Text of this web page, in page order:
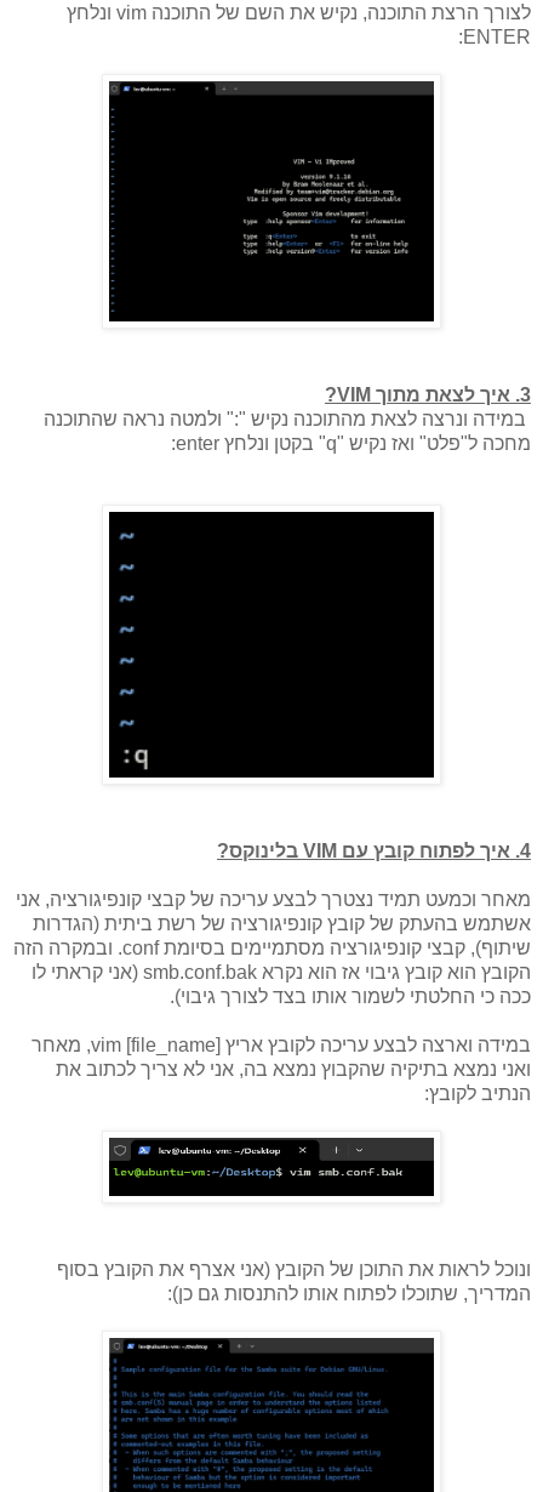
לצורך הרצת התוכנה, נקיש את השם של התוכנה vim ונלחץ
ENTER:
3. איך לצאת מתוך VIM?
במידה ונרצה לצאת מהתוכנה נקיש ":" ולמטה נראה שהתוכנה
מחכה ל"פלט" ואז נקיש "q" בקטן ונלחץ enter:
4. איך לפתוח קובץ עם VIM בלינוקס?
מאחר וכמעט תמיד נצטרך לבצע עריכה של קבצי קונפיגורציה, אני
אשתמש בהעתק של קובץ קונפיגורציה של רשת ביתית (הגדרות
שיתוף), קבצי קונפיגורציה מסתמיימים בסיומת conf. ובמקרה הזה
הקובץ הוא קובץ גיבוי אז הוא נקרא smb.conf.bak (אני קראתי לו
ככה כי החלטתי לשמור אותו בצד לצורך גיבוי).
במידה וארצה לבצע עריכה לקובץ אריץ vim [file_name], מאחר
ואני נמצא בתיקיה שהקבוץ נמצא בה, אני לא צריך לכתוב את
הנתיב לקובץ:
ונוכל לראות את התוכן של הקובץ (אני אצרף את הקובץ בסוף
המדריך, שתוכלו לפתוח אותו להתנסות גם כן):